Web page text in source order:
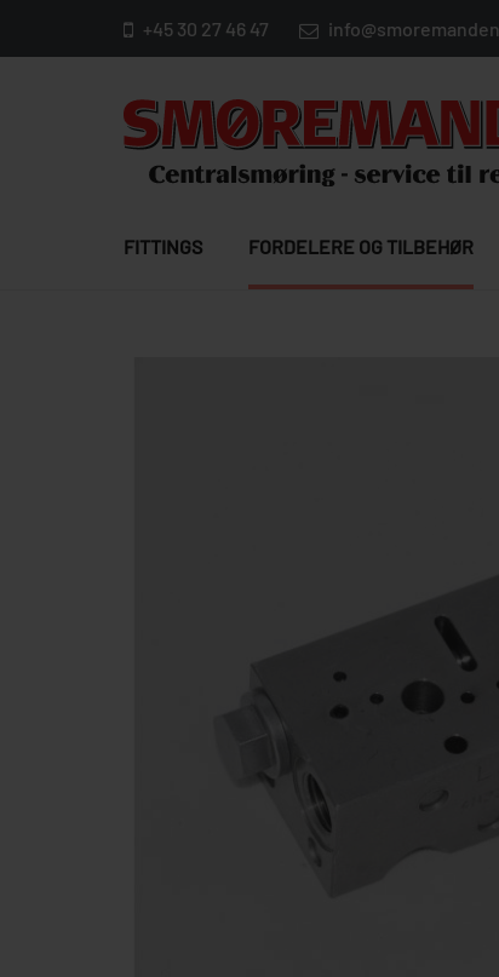
+45 30 27 46 47
FITTINGS FORDELERE OG TILBEHØR